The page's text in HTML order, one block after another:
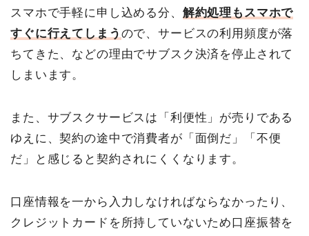
スマホで手軽に申し込める分、 解約処理もスマホで
すぐに行えてしまう ので、サービスの利用頻度が落
ちてきた、などの理由でサブスク決済を停止されて
しまいます。
また、サブスクサービスは「利便性」が売りである
ゆえに、契約の途中で消費者が「面倒だ」「不便
だ」と感じると契約されにくくなります。
口座情報を一から入力しなければならなかったり、
クレジットカードを所持していないため口座振替を